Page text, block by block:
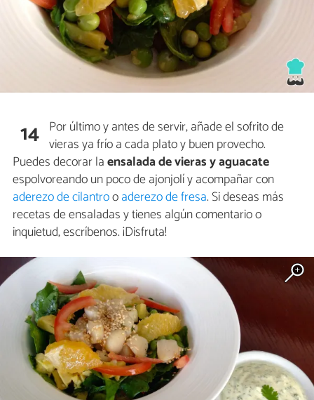
14 Por último y antes de servir, añade el sofrito de
vieras ya frío a cada plato y buen provecho.
Puedes decorar laensalada de vieras y aguacate
espolvoreando un poco de ajonjolí y acompañar con
aderezo de cilantrooaderezo de fresa. Si deseas más
recetas de ensaladas y tienes algún comentario o
inquietud, escríbenos. ¡Disfruta!